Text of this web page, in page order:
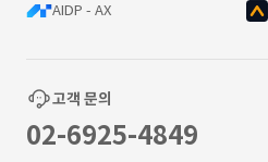
AIDP - AX
고객 문의
02-6925-4849